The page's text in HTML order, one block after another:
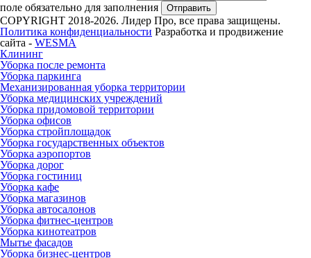
поле обязательно для заполнения
Отправить
COPYRIGHT 2018-2026. Лидер Про, все права защищены.
Политика конфиденциальности Разработка и продвижение
сайта - WESMA
Клининг
Уборка после ремонта
Уборка паркинга
Механизированная уборка территории
Уборка медицинских учреждений
Уборка придомовой территории
Уборка офисов
Уборка стройплощадок
Уборка государственных объектов
Уборка аэропортов
Уборка дорог
Уборка гостиниц
Уборка кафе
Уборка магазинов
Уборка автосалонов
Уборка фитнес-центров
Уборка кинотеатров
Мытье фасадов
Уборка бизнес-центров